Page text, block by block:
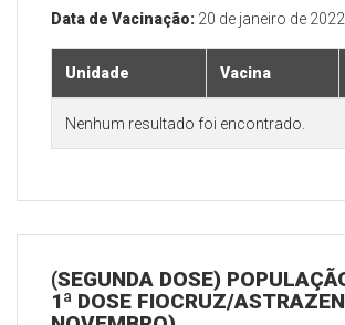
Data de Vacinação: 20 de janeiro de 2022
Unidade Vacina
Nenhum resultado foi encontrado.
(SEGUNDA DOSE)
1ª DOSE FIOCRUZ/